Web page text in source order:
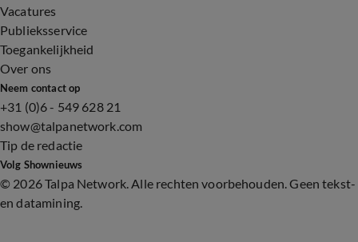
Vacatures
Publieksservice
Toegankelijkheid
Over ons
Neem contact op
+31 (0)6 - 549 628 21
show@talpanetwork.com
Tip de redactie
Volg Shownieuws
© 2026 Talpa Network. Alle rechten voorbehouden. Geen tekst-
en datamining.